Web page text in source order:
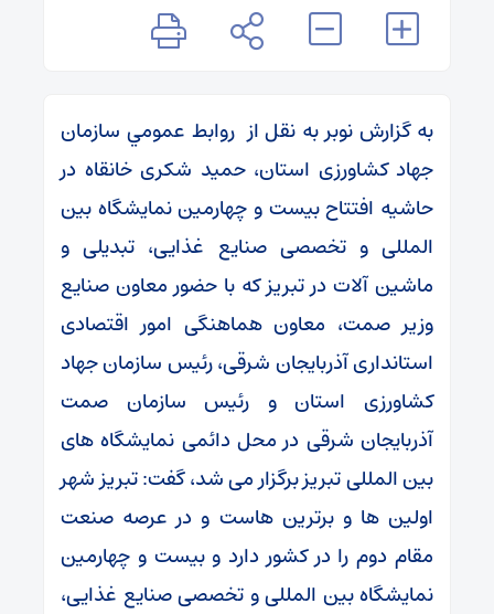
به گزارش نوبر به نقل از روابط عمومي سازمان
جهاد کشاورزی استان، حمید شکری خانقاه در
حاشیه افتتاح بیست و چهارمین نمایشگاه بین
المللی و تخصصی صنایع غذایی، تبدیلی و
ماشین آلات در تبریز که با حضور معاون صنایع
وزیر صمت، معاون هماهنگی امور اقتصادی
استانداری آذربایجان شرقی، رئیس سازمان جهاد
کشاورزی استان و رئیس سازمان صمت
آذربایجان شرقی در محل دائمی نمایشگاه های
بین المللی تبریز برگزار می شد، گفت: تبریز شهر
اولین ها و برترین هاست و در عرصه صنعت
مقام دوم را در کشور دارد و بیست و چهارمین
نمایشگاه بین المللی و تخصصی صنایع غذایی،